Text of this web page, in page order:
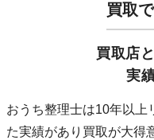
買取
買取店
実
おうち整理士は10年以上
た実績があり買取が大得